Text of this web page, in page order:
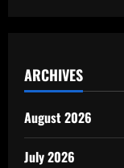
ARCHIVES
August 2026
July 2026